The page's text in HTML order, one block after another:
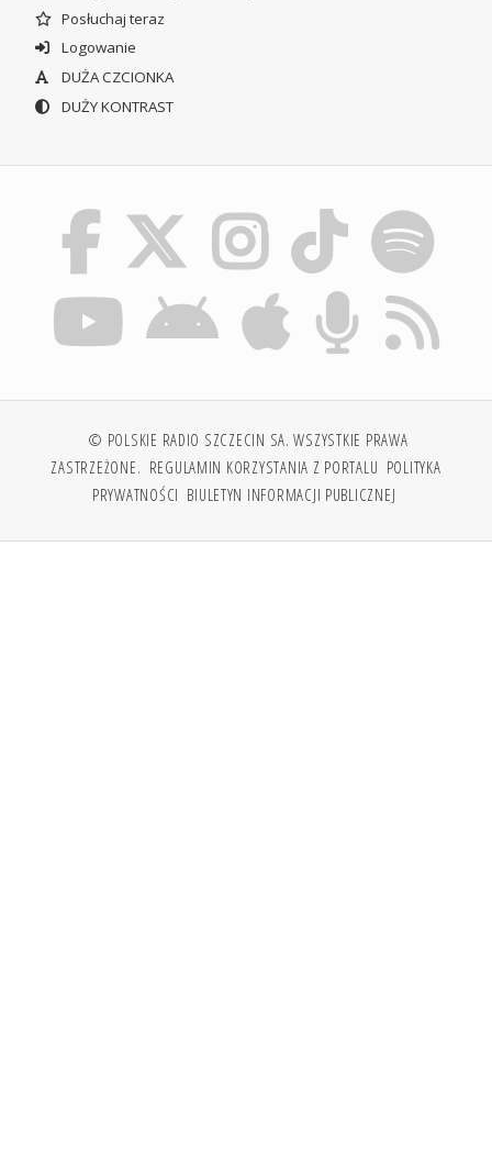
Posłuchaj teraz
Logowanie
DUŻA CZCIONKA
DUŻY KONTRAST
© POLSKIE RADIO SZCZECIN SA. WSZYSTKIE PRAWA
ZASTRZEŻONE. REGULAMIN KORZYSTANIA Z PORTALU POLITYKA
PRYWATNOŚCI BIULETYN INFORMACJI PUBLICZNEJ